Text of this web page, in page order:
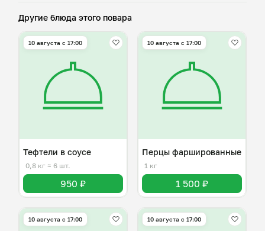
Другие блюда этого повара
10 августа с 17:00
Тефтели в соусе
0,8 кг ≈ 6 шт.
950 ₽
10 августа с 17:00
Перцы фаршированные
1 кг
1 500 ₽
10 августа с 17:00 10 августа с 17:00